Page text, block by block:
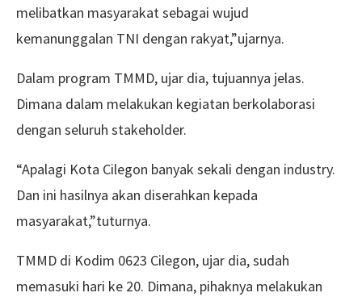
melibatkan masyarakat sebagai wujud
kemanunggalan TNI dengan rakyat,”ujarnya.
Dalam program TMMD, ujar dia, tujuannya jelas.
Dimana dalam melakukan kegiatan berkolaborasi
dengan seluruh stakeholder.
“Apalagi Kota Cilegon banyak sekali dengan industry.
Dan ini hasilnya akan diserahkan kepada
masyarakat,”tuturnya.
TMMD di Kodim 0623 Cilegon, ujar dia, sudah
memasuki hari ke 20. Dimana, pihaknya melakukan